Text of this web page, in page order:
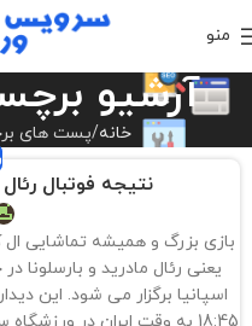
منو
آرشیو
خانه پست های
نتیجه فوتبال رئال
بازی بزرگ و همیشه تماشایی ال
یعنی رئال مادرید و بارسلونا
18:45 به وقت ایران در